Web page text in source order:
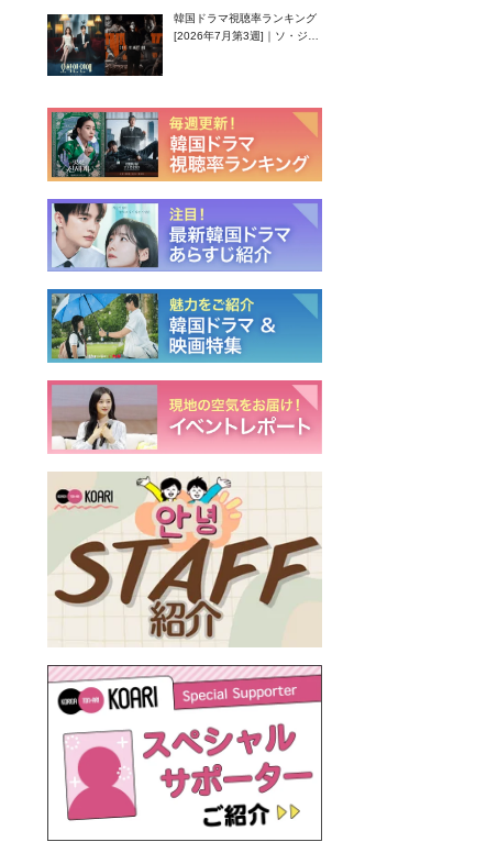
韓国ドラマ視聴率ランキング
[2026年7月第3週]｜ソ・ジソ